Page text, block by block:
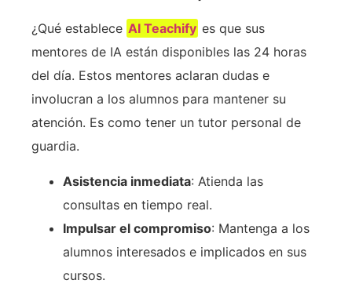
¿Qué establece AI Teachify es que sus
mentores de IA están disponibles las 24 horas
del día. Estos mentores aclaran dudas e
involucran a los alumnos para mantener su
atención. Es como tener un tutor personal de
guardia.
Asistencia inmediata: Atienda las
consultas en tiempo real.
Impulsar el compromiso: Mantenga a los
alumnos interesados e implicados en sus
cursos.